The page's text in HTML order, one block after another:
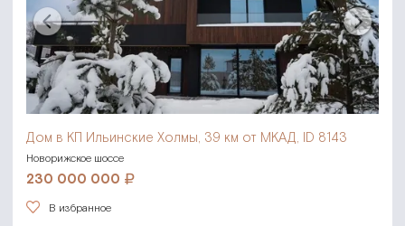
Дом в КП Ильинские Холмы, 39 км от МКАД, ID 8143
Новорижское шоссе
230 000 000
В избранное